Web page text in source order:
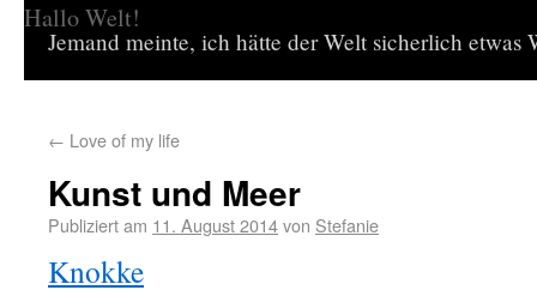
Hallo Welt!
Jemand meinte, ich hätte der Welt sicherlich
← Love of my life
Kunst und Meer
Publiziert am 11. August 2014von Stefanie
Knokke